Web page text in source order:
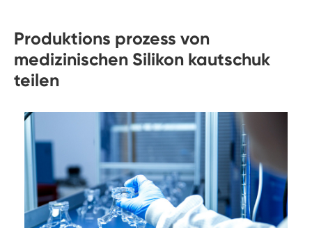
Produktions prozess von
medizinischen Silikon kautschuk
teilen